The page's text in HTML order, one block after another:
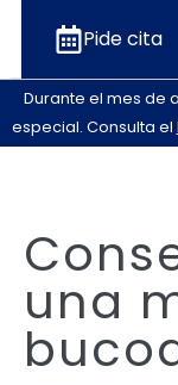
Pide cita
Durante el mes de
especial. Consulta el
una